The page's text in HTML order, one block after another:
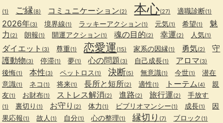
(1) ご縁(8) コミュニケーション(2) 本心(27) 適職診断(1)
2026年(3) 境界線(1) ラッキーアクション(1) 元気(1) 希望(1)
魅
力 (2) 朗報(1) 開運アクション(1) 魂の目的(2) 幸運(2) 人気(1)
ダイエット (3) 尊重(1) 恋愛運 (15) 家系の因縁(1) 勇気(2)
守
護動物(3) 停滞(1) 夢(1) 心の問題 (3) 自己成長(1) アロマ(3)
後悔(1) 本性(3) ペットロス (1) 決断(5) 無意識(1) 今世(1)
潜在
意識(1) ネコ (1) 将来(1) 長所と短所(2) 適性(1) トーテム (4)
親
友(1) お財布(1) ストレス解消(2) 進路(2) 旅行運(2) 手放す
(1) 裏切り (1) お守り (2) 体力 (1) ビブリオマンシー(1) 成長(1)
因
果応報(1) 故人 (1) 自分(1) 心の整理(1) 縁切り (7) ブロック (1)